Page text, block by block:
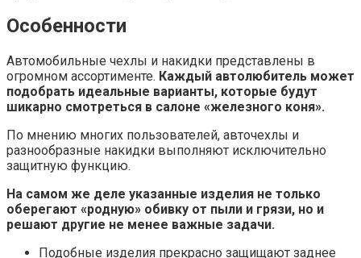
Особенности
Автомобильные чехлы и накидки представлены в
огромном ассортименте. Каждый автолюбитель может
подобрать идеальные варианты, которые будут
шикарно смотреться в салоне «железного коня».
По мнению многих пользователей, авточехлы и
разнообразные накидки выполняют исключительно
защитную функцию.
На самом же деле указанные изделия не только
оберегают «родную» обивку от пыли и грязи, но и
решают другие не менее важные задачи.
Подобные изделия прекрасно защищают заднее